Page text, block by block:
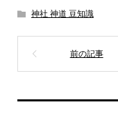
神社 神道 豆知識